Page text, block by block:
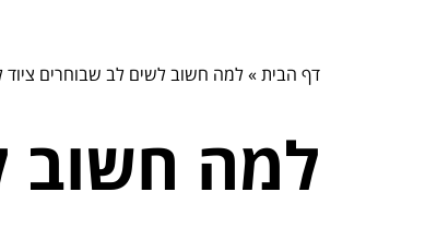
דף הבית»למה חשוב לשים לב שבוחרים ציוד
למה חשוב